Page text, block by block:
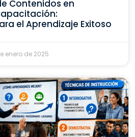
Contenidos en
el Aprendizaje Exitoso
enero de 2025